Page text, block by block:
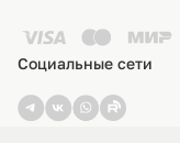
Социальные сети